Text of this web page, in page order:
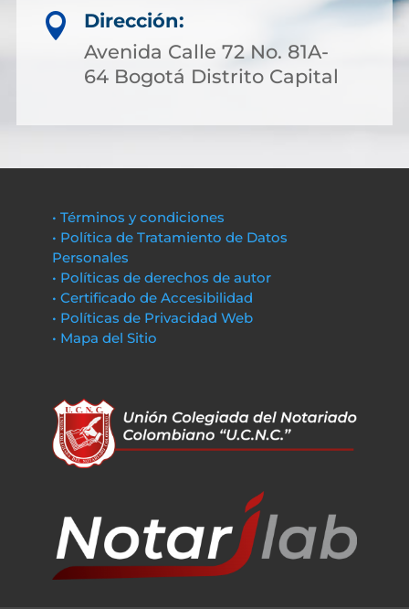

Dirección:
Avenida Calle 72 No. 81A-
64 Bogotá Distrito Capital
• Términos y condiciones
• Política de Tratamiento de Datos
Personales
• Políticas de derechos de autor
• Certificado de Accesibilidad
• Políticas de Privacidad Web
• Mapa del Sitio